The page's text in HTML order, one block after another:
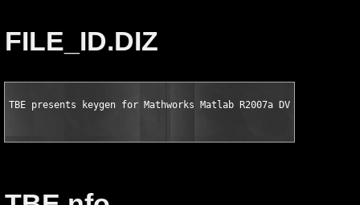
FILE_ID.DIZ
TBE presents keygen for Mathworks Matlab R2007a DVD ISO